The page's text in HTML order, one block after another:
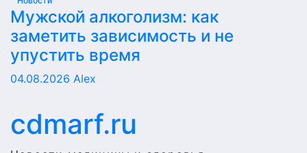
Мужской алкоголизм: как
заметить зависимость и не
упустить время
04.08.2026 Alex
cdmarf.ru